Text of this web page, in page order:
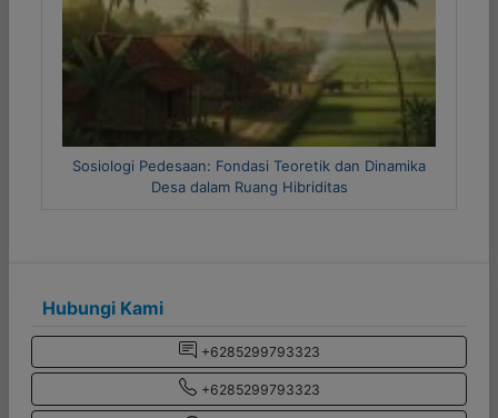
Fondasi Teoretik dan Dinamika
Metode Riset Kuantitatif
Hubungi Kami
+6285299793323
+6285299793323